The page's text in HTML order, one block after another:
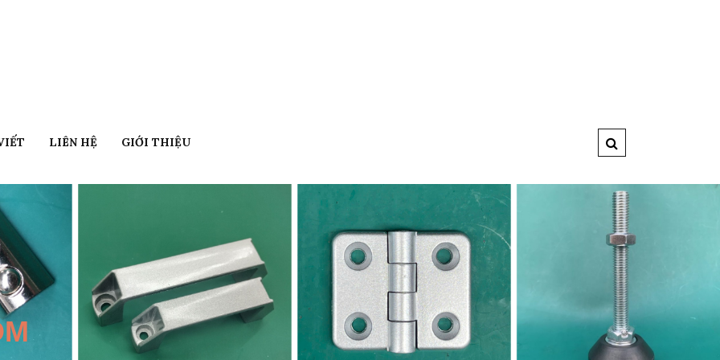
LIÊN HỆ GIỚI THIỆU